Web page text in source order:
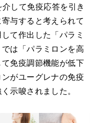
して免疫応答を引き
与すると考えられて
て作出した「パラミ
は「パラミロンを高
免疫調節機能が低下
がユーグレナの免疫
示唆されました。